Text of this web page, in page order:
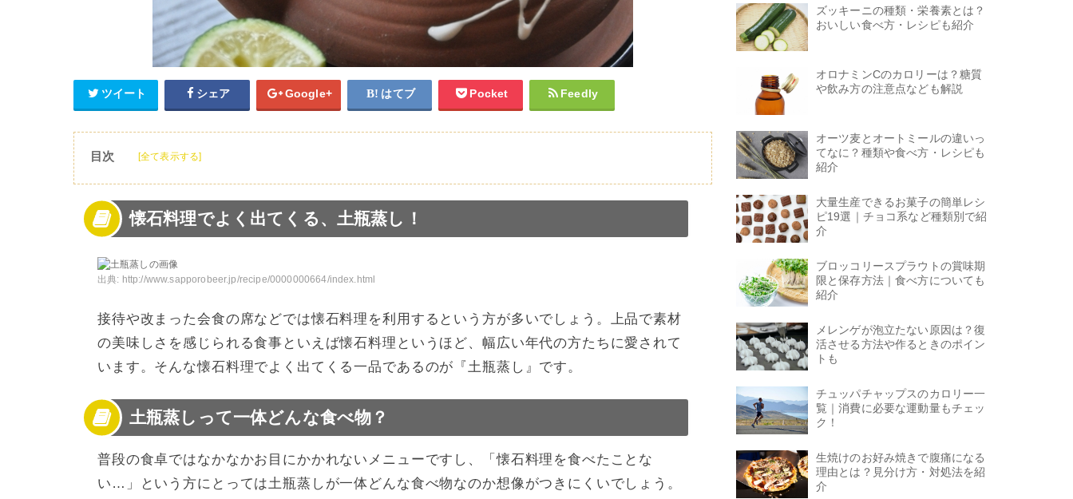
ツイート シェア Google+ はてブ Pocket Feedly
目次 [全て表示する]
3 「土瓶蒸しの食べ方がわからない…」という方が意外と多い！
4 土瓶蒸しの食べ方や順番、マナーについて学んでみよう！
5 土瓶蒸しの食べ方は3ステップ。
6 土瓶蒸しの食べ方って順番も決まってるの？
8 土瓶蒸しの食べ方マナーとは？
9 土瓶蒸しの食べ方マナーは…
10 《まとめ》土瓶蒸しの食べ方・順番・マナー調査
懐石料理でよく出てくる、土瓶蒸し！
出典: http://www.sapporobeer.jp/recipe/0000000664/index.html
接待や改まった会食の席などでは懐石料理を利用するという方が多いでしょう。上品で素材
の美味しさを感じられる食事といえば懐石料理というほど、幅広い年代の方たちに愛されて
います。そんな懐石料理でよく出てくる一品であるのが『土瓶蒸し』です。
土瓶蒸しって一体どんな食べ物？
普段の食卓ではなかなかお目にかかれないメニューですし、「懐石料理を食べたことな
い…」という方にとっては土瓶蒸しが一体どんな食べ物なのか想像がつきにくいでしょう。
ズッキーニの種類・栄養素とは？
おいしい食べ方・レシピも紹介
オロナミンCのカロリーは？糖質
や飲み方の注意点なども解説
オーツ麦とオートミールの違いっ
てなに？種類や食べ方・レシピも
紹介
大量生産できるお菓子の簡単レシ
ピ19選｜チョコ系など種類別で紹
介
ブロッコリースプラウトの賞味期
限と保存方法｜食べ方についても
紹介
メレンゲが泡立たない原因は？復
活させる方法や作るときのポイン
トも
チュッパチャップスのカロリー一
覧｜消費に必要な運動量もチェッ
ク！
生焼けのお好み焼きで腹痛になる
理由とは？見分け方・対処法を紹
介